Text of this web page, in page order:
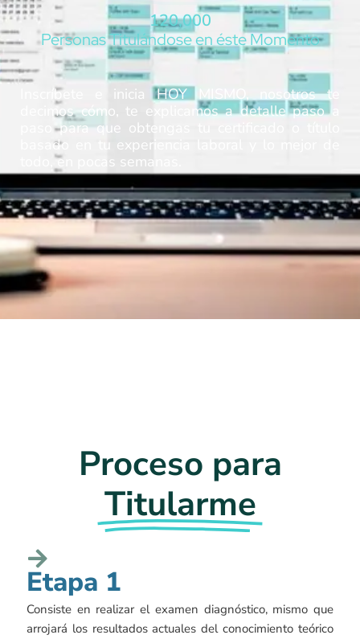
Personas Titulándose en éste Momento
120,000
Inscríbete e inicia HOY MISMO, nosotros te
decimos cómo, te explicamos a detalle paso a
paso para que obtengas tu certificado o título
basado en tu experiencia laboral y lo mejor de
todo, en pocas semanas.
Proceso para
Titularme
Etapa 1
Consiste en realizar el examen diagnóstico, mismo que
arrojará los resultados actuales del conocimiento teórico